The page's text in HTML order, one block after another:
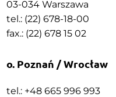
03-034 Warszawa
tel.: (22) 678-18-00
fax.: (22) 678 15 02
o. Poznań / Wrocław
tel.: +48 665 996 993